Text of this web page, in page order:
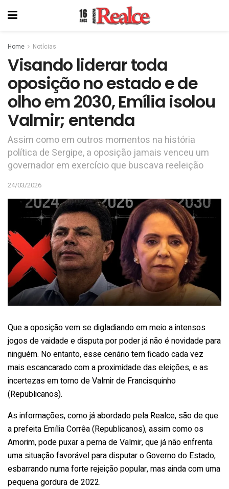
Home Notícias
Visando liderar toda
oposição no estado e de
olho em 2030, Emília isolou
Valmir; entenda
Assim como em outros momentos na história
política de Sergipe, a oposição jamais venceu um
governador em exercício que buscava reeleição
24/03/2026
Que a oposição vem se digladiando em meio a intensos
jogos de vaidade e disputa por poder já não é novidade para
ninguém. No entanto, esse cenário tem ficado cada vez
mais escancarado com a proximidade das eleições, e as
incertezas em torno de Valmir de Francisquinho
(Republicanos).
As informações, como já abordado pela Realce, são de que
a prefeita Emília Corrêa (Republicanos), assim como os
Amorim, pode puxar a perna de Valmir, que já não enfrenta
uma situação favorável para disputar o Governo do Estado,
esbarrando numa forte rejeição popular, mas ainda com uma
pequena gordura de 2022.